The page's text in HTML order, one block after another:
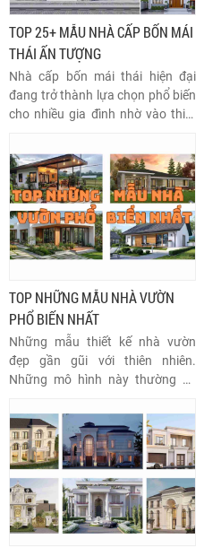
TOP 25+ MẪU NHÀ CẤP BỐN MÁI
THÁI ẤN TƯỢNG
Nhà cấp bốn mái thái hiện đại
đang trở thành lựa chọn phổ biến
cho nhiều gia đình nhờ vào thiết
nghi. Những mẫu nhà này không
chỉ đáp ứng nhu cầu sinh hoạt
mà còn mang lại không gian sống
thoải mái và phong cách.
TOP NHỮNG MẪU NHÀ VƯỜN
PHỔ BIẾN NHẤT
Những mẫu thiết kế nhà vườn
đẹp gần gũi với thiên nhiên.
Những mô hình này thường có
hòa với cảnh quan xanh, mang
đến không gian sống tiện nghi
cho gia chủ.